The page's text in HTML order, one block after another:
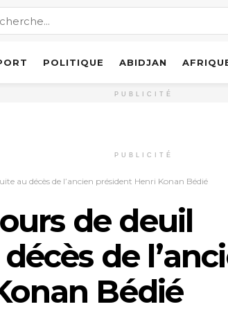
POLITIQUE ABIDJAN
PUBLICITÉ
PUBLICITÉ
au décès de l’ancien président Henri Konan Bédié
de deuil
de
Bédié